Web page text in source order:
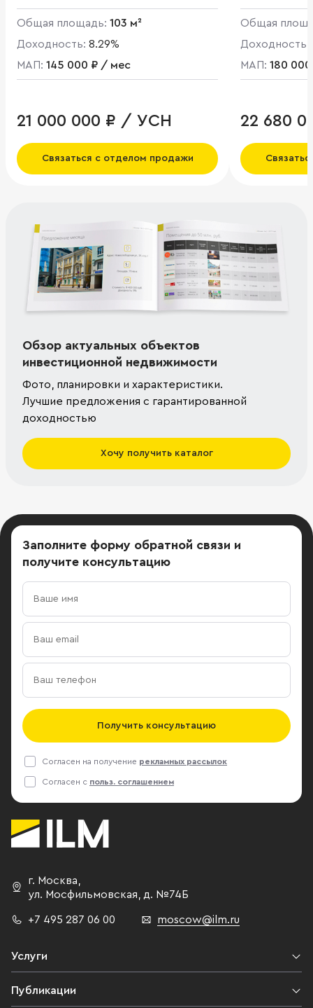
Общая площадь: 103 м²
Доходность: 8.29%
МАП: 145 000 ₽ / мес
21 000 000 ₽ / УСН
Связаться с отделом продажи
Общая
Доходность:
МАП: 180
22 680
Обзор актуальных объектов
инвестиционной недвижимости
Фото, планировки и характеристики.
Лучшие предложения с гарантированной
доходностью
Хочу получить каталог
Заполните форму обратной связи и
получите консультацию
Получить консультацию
Согласен на получение рекламных рассылок
Согласен с польз. соглашением
г. Москва,
ул. Мосфильмовская, д. №74Б
+7 495 287 06 00 moscow@ilm.ru
Услуги
Публикации